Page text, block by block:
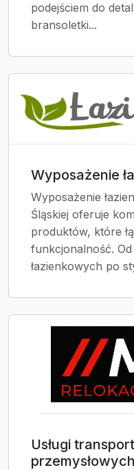
podejściem do
bransoletki...
Wyposażenie
Wyposażenie
Śląskiej oferuje
produktów, które
funkcjonalność.
łazienkowych po
Usługi